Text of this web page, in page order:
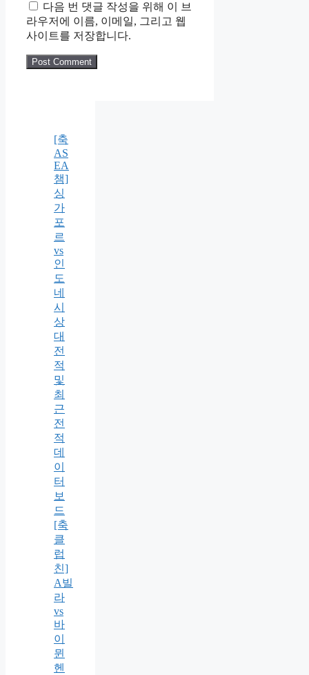
다음 번 댓글 작성을 위해 이 브
라우저에 이름, 이메일, 그리고 웹
사이트를 저장합니다.
[축
AS
EA
챔]
싱
가
포
르
vs
인
도
네
시
상
대
전
적
및
최
근
전
적
데
이
터
보
드
[축
클
럽
친]
A빌
라
vs
바
이
뮌
헨